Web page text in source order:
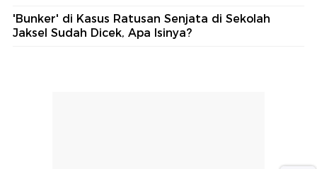
'Bunker' di Kasus Ratusan Senjata di Sekolah
Jaksel Sudah Dicek, Apa Isinya?